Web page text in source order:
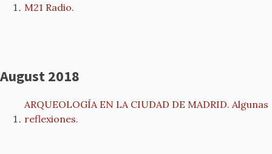
M21 Radio.
August 2018
ARQUEOLOGÍA EN LA CIUDAD DE MADRID. Algunas
reflexiones.